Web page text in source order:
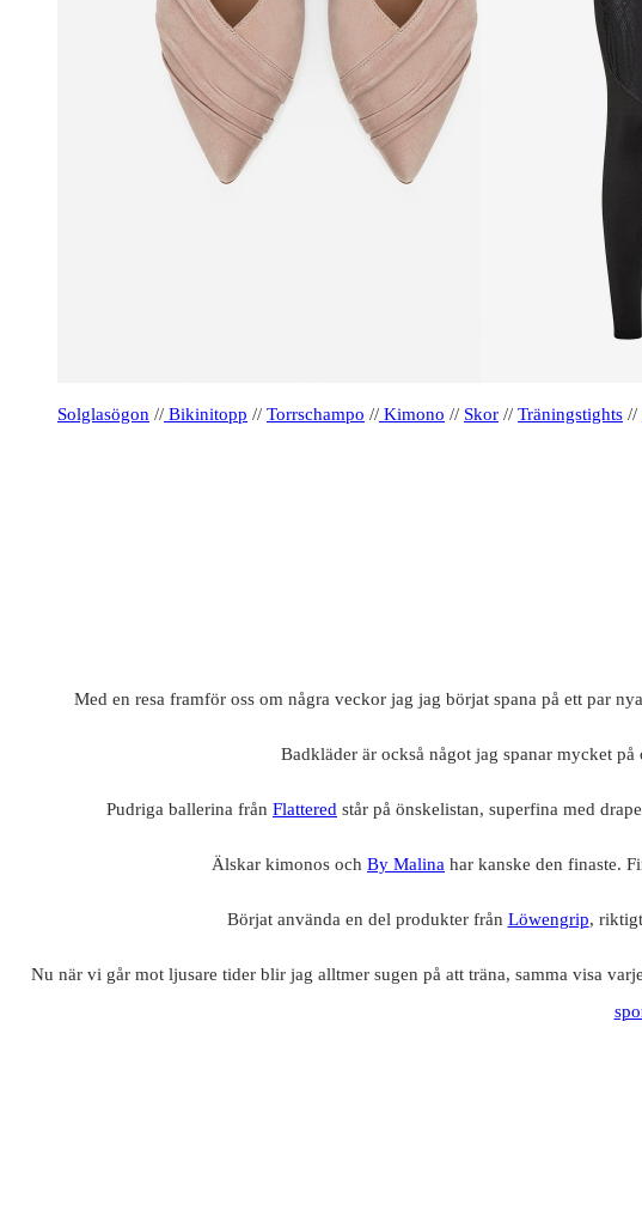
Solglasögon // Bikinitopp // Torrschampo // Kimono // Skor // Träningstights //
Med en resa framför oss om några veckor jag jag börjat spana på ett par
Badkläder är också något jag spanar mycket
Pudriga ballerina från Flattered står på önskelistan, superfina med
Älskar kimonos och By Malina har kanske den finaste.
Börjat använda en del produkter från Löwengrip,
Nu när vi går mot ljusare tider blir jag alltmer sugen på att träna, samma visa